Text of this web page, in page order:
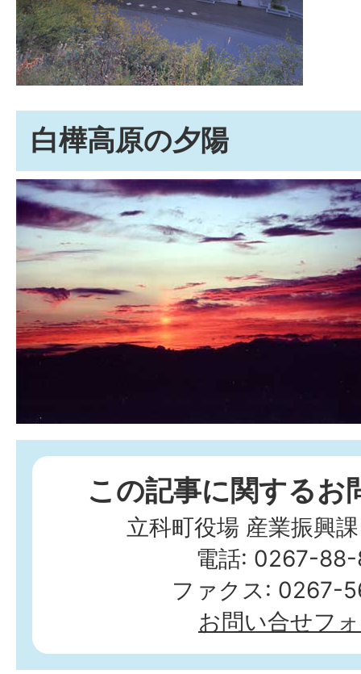
白樺高原の夕陽
この記事に関するお
立科町役場 産業振興
電話: 0267-
ファクス: 0267-
お問い合せフ